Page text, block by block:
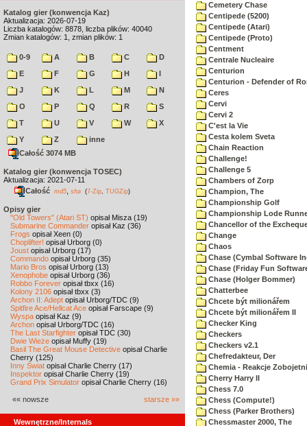
Katalog gier (konwencja Kaz)
Aktualizacja: 2026-07-19
Liczba katalogów: 8878, liczba plików: 40040
Zmian katalogów: 1, zmian plików: 1
0-9 A B C
D
E
F G H
I
J
K L M
N
O
P Q R
S
T
U V W
X
Y
Z
inne
Całość 3074 MB
Katalog gier (konwencja TOSEC)
Aktualizacja: 2021-07-11
Całość md5 sha (7-Zip TUGZip)
Opisy gier
"Old Towers" (Atari ST) opisał Misza (19)
Submarine Commander opisał Kaz (36)
Frogs opisał Xeen (0)
Choplifter! opisał Urborg (0)
Joust opisał Urborg (17)
Commando opisał Urborg (35)
Mario Bros opisał Urborg (13)
Xenophobe opisał Urborg (36)
Robbo Forever opisał tbxx (16)
Kolony 2106 opisał tbxx (3)
Archon II: Adept opisał Urborg/TDC (9)
Spitfire Ace/Hellcat Ace opisał Farscape (9)
Wyspa opisał Kaz (9)
Archon opisał Urborg/TDC (16)
The Last Starfighter opisał TDC (30)
Dwie Wieże opisał Muffy (19)
Basil The Great Mouse Detective opisał Charlie
Cherry (125)
Inny Świat opisał Charlie Cherry (17)
Inspektor opisał Charlie Cherry (19)
Grand Prix Simulator opisał Charlie Cherry (16)
«« nowsze starsze »»
Wewnętrzne/Internals
Cemetery Chase
Centipede (5200)
Centipede (Atari)
Centipede (Proto)
Centment
Centrale Nucleaire
Centurion
Centurion - Defender of
Ceres
Cervi
Cervi 2
C'est la Vie
Cesta kolem Sveta
Chain Reaction
Challenge!
Challenge 5
Chambers of Zorp
Champion, The
Championship Golf
Championship Lode
Chancellor of the
Change
Chaos
Chase (Cymbal Software
Chase (Friday Fun
Chase (Holger Bommer)
Chatterbee
Chcete být milionářem
Chcete být milionářem II
Checker King
Checkers
Checkers v2.1
Chefredakteur, Der
Chemia - Reakcje
Cherry Harry II
Chess 7.0
Chess (Compute!)
Chess (Parker Brothers)
Chessmaster 2000, The